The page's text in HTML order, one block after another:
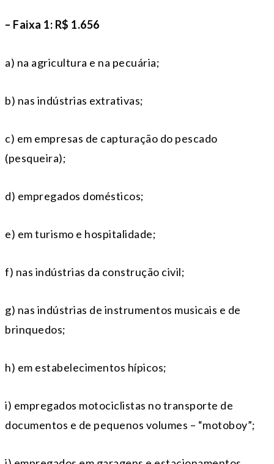
– Faixa 1: R$ 1.656
a) na agricultura e na pecuária;
b) nas indústrias extrativas;
c) em empresas de capturação do pescado
(pesqueira);
d) empregados domésticos;
e) em turismo e hospitalidade;
f) nas indústrias da construção civil;
g) nas indústrias de instrumentos musicais e de
brinquedos;
h) em estabelecimentos hípicos;
i) empregados motociclistas no transporte de
documentos e de pequenos volumes – “motoboy”;